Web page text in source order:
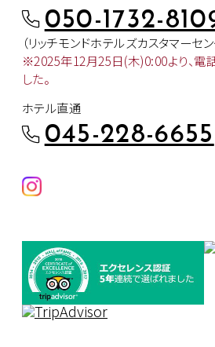
050-1732-
（リッチモンドホテルズカスタマーセ
※2025年12月25日(木)0:00より、電
した。
ホテル直通
045-228-6655